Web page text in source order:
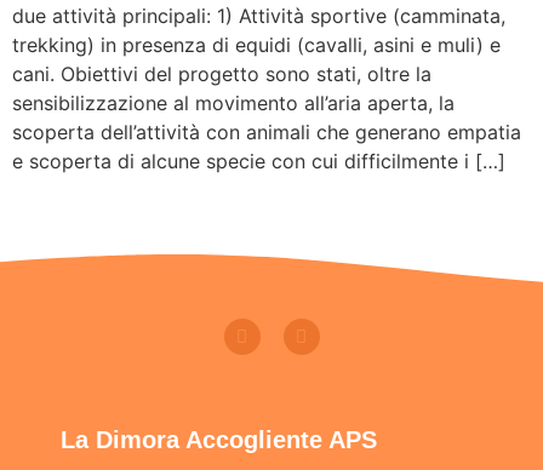
due attività principali: 1) Attività sportive (camminata,
trekking) in presenza di equidi (cavalli, asini e muli) e
cani. Obiettivi del progetto sono stati, oltre la
sensibilizzazione al movimento all’aria aperta, la
scoperta dell’attività con animali che generano empatia
e scoperta di alcune specie con cui difficilmente i […]
La Dimora Accogliente APS